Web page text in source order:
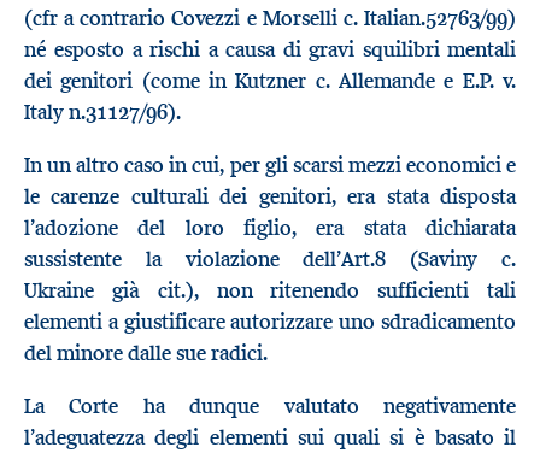
(cfr a contrario Covezzi e Morselli c. Italian.52763/99)
né esposto a rischi a causa di gravi squilibri mentali
dei genitori (come in Kutzner c. Allemande e E.P. v.
Italy n.31127/96).
In un altro caso in cui, per gli scarsi mezzi economici e
le carenze culturali dei genitori, era stata disposta
l’adozione del loro figlio, era stata dichiarata
sussistente la violazione dell’Art.8 (Saviny c.
Ukraine già cit.), non ritenendo sufficienti tali
elementi a giustificare autorizzare uno sdradicamento
del minore dalle sue radici.
La Corte ha dunque valutato negativamente
l’adeguatezza degli elementi sui quali si è basato il